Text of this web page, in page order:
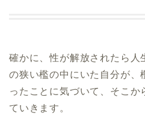
確かに、性が解放されたら人
の狭い檻の中にいた自分が、
ったことに気づいて、そこか
ていきます。